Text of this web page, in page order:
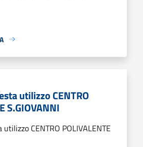
utilizzo CENTRO
S.GIOVANNI
CENTRO POLIVALENTE